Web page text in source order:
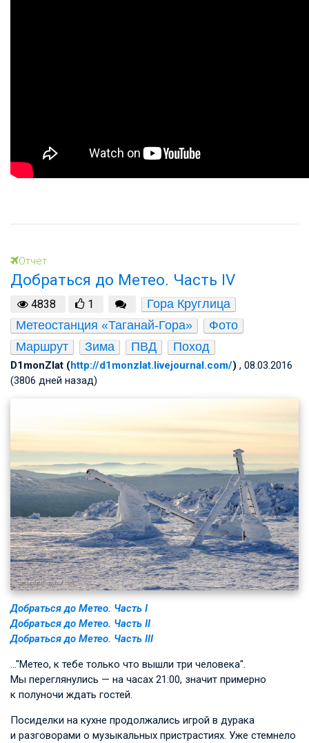
Отчет
Добраться до Метео. Часть IV
4838 1
Гора Круглица
Метеостанция «Таганай-Гора»
Фото
Маршрут
Зима ПВД Поход
D1monZlat (http://d1monzlat.livejournal.com/) , 08.03.2016
(3806 дней назад)
Добраться до Метео. Часть I
Добраться до Метео. Часть II
Добраться до Метео. Часть III
…"Метео, к тебе только что вышли три человека".
Мы переглянулись — на часах 21:00, значит примерно
к полуночи ждать гостей.
Посиделки на кухне продолжались игрой в дурака
и разговорами о музыкальных пристрастиях. Уже стемнело